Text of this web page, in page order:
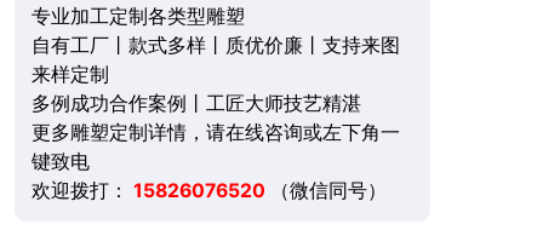
专业加工定制各类型雕塑
自有工厂丨款式多样丨质优价廉丨支持来图
来样定制
多例成功合作案例丨工匠大师技艺精湛
更多雕塑定制详情，请在线咨询或左下角一
键致电
欢迎拨打： 15826076520 （微信同号）